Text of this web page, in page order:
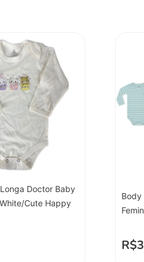
Doctor Baby
Cute Happy
Body
R$